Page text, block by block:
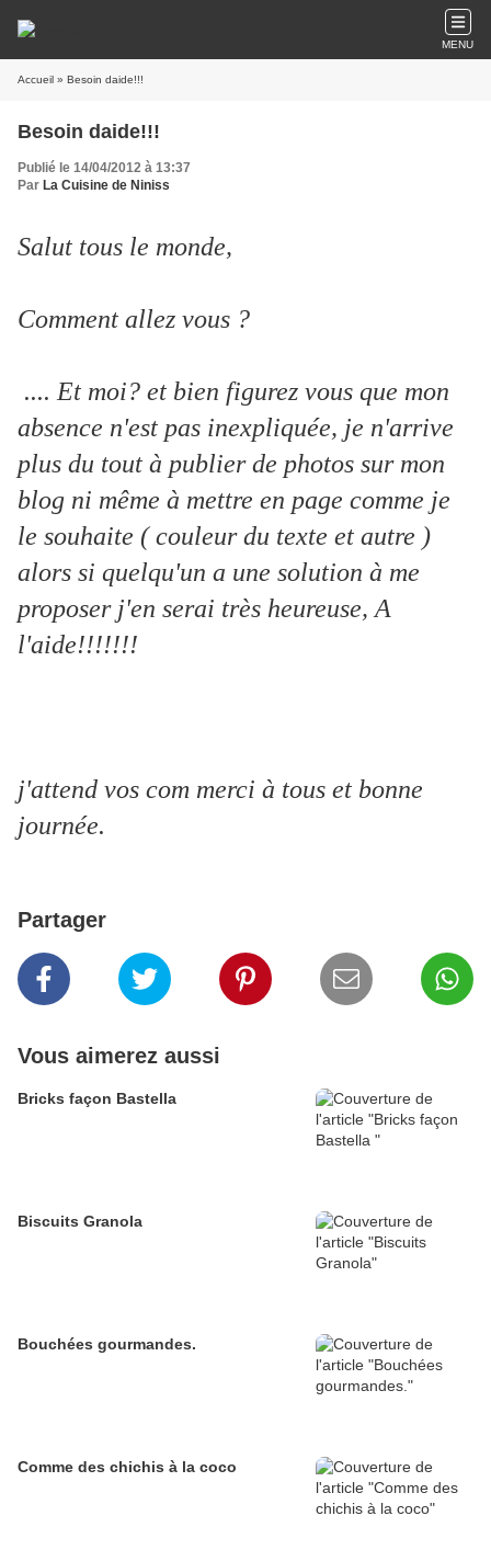
MENU
Accueil » Besoin daide!!!
Besoin daide!!!
Publié le 14/04/2012 à 13:37
Par La Cuisine de Niniss
Salut tous le monde,
Comment allez vous ?
.... Et moi? et bien figurez vous que mon
absence n'est pas inexpliquée, je n'arrive
plus du tout à publier de photos sur mon
blog ni même à mettre en page comme je
le souhaite ( couleur du texte et autre )
alors si quelqu'un a une solution à me
proposer j'en serai très heureuse, A
l'aide!!!!!!!
j'attend vos com merci à tous et bonne
journée.
Partager
Vous aimerez aussi
Bricks façon Bastella
Biscuits Granola
Bouchées gourmandes.
Comme des chichis à la coco